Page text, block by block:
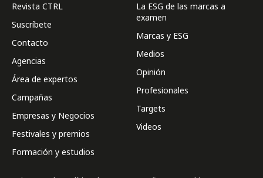
Revista CTRL
Suscríbete
Contacto
Agencias
Área de expertos
Campañas
Empresas y Negocios
Festivales y premios
Formación y estudios
La ESG de las marcas a
examen
Marcas y ESG
Medios
Opinión
Profesionales
Targets
Videos